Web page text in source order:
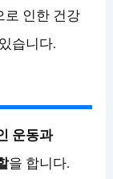
로 인한 건강
습니다.
운동과
을 합니다.